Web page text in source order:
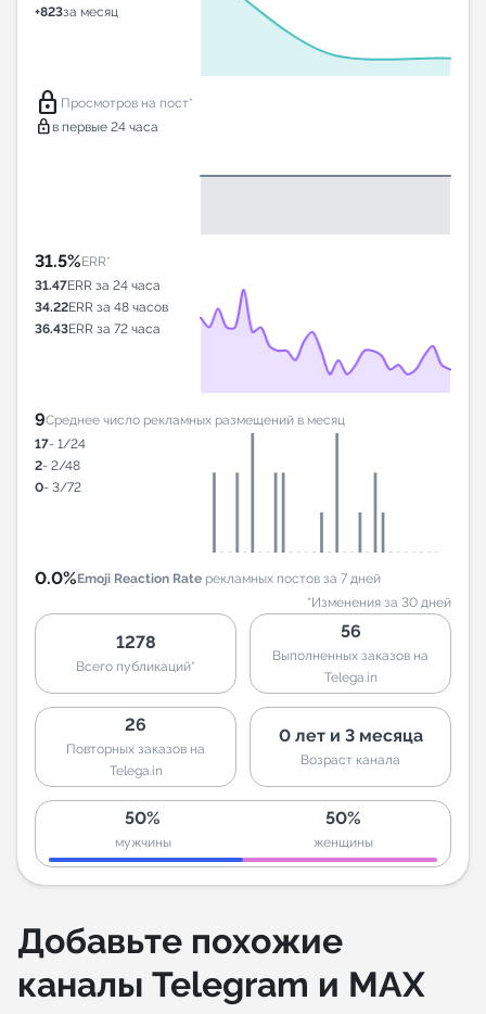
+823за месяц
lock Просмотров на пост*
lock в первые 24 часа
31.5%ERR*
31.47ERR за 24 часа
34.22ERR за 48 часов
36.43ERR за 72 часа
9Среднее число рекламных размещений в месяц
17- 1/24
2- 2/48
0- 3/72
0.0%Emoji Reaction Rate рекламных постов за 7 дней
*Изменения за 30 дней
1278
Всего публикаций*
56
Выполненных заказов на
Telega.in
26
Повторных заказов на
Telega.in
0 лет и 3 месяца
Возраст канала
50%
мужчины
50%
женщины
Добавьте похожие
каналы Telegram и MAX